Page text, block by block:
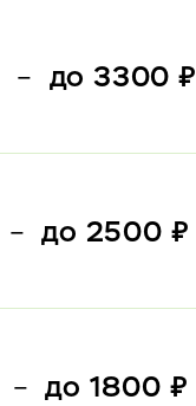
— до 3300 ₽
— до 2500 ₽
— до 1800 ₽